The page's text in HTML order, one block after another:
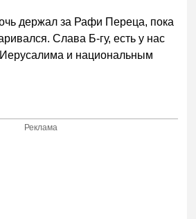
держал за Рафи Переца, пока
Слава Б-гу, есть у нас
и национальным
Реклама